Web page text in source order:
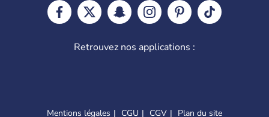
Retrouvez nos applications :
Mentions légales CGU CGV Plan du site